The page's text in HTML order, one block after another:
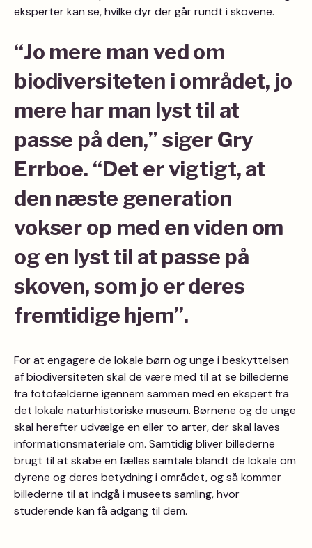
eksperter kan se, hvilke dyr der går rundt i skovene.
“Jo mere man ved om
biodiversiteten i området, jo
mere har man lyst til at
passe på den,” siger Gry
Errboe. “Det er vigtigt, at
den næste generation
vokser op med en viden om
og en lyst til at passe på
skoven, som jo er deres
fremtidige hjem”.
For at engagere de lokale børn og unge i beskyttelsen
af biodiversiteten skal de være med til at se billederne
fra fotofælderne igennem sammen med en ekspert fra
det lokale naturhistoriske museum. Børnene og de unge
skal herefter udvælge en eller to arter, der skal laves
informationsmateriale om. Samtidig bliver billederne
brugt til at skabe en fælles samtale blandt de lokale om
dyrene og deres betydning i området, og så kommer
billederne til at indgå i museets samling, hvor
studerende kan få adgang til dem.